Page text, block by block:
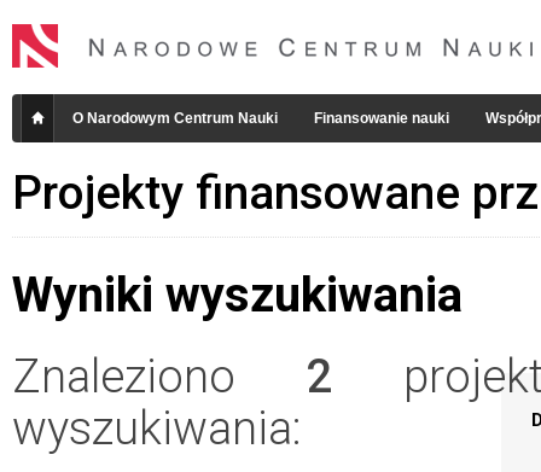
O Narodowym Centrum Nauki Finansowanie nauki
Projekty finansowane
Wyniki wyszukiwania
Znaleziono 2
wyszukiwania: